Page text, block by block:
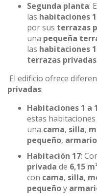
Segunda planta:
las habitaciones
por sus terrazas
una pequeña
las habitaciones
terrazas privadas.
El edificio ofrece
privadas:
Habitaciones 1 a
estas
una cama, silla,
pequeño, armario
Habitación 17:
privada de 6,15
con cama, silla,
pequeñoy